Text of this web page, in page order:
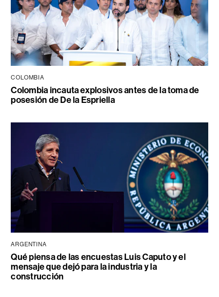
COLOMBIA
Colombia incauta explosivos antes de la toma de
posesión de De la Espriella
ARGENTINA
Qué piensa de las encuestas Luis Caputo y el
mensaje que dejó para la industria y la
construcción